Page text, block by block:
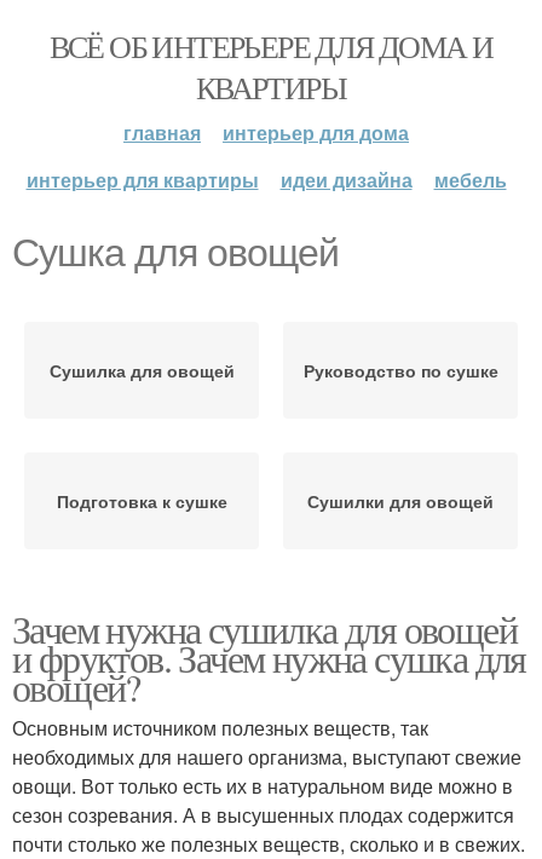
ВСЁ ОБ ИНТЕРЬЕРЕ ДЛЯ ДОМА И
КВАРТИРЫ
главная
интерьер для дома
интерьер для квартиры
идеи дизайна мебель
Сушка для овощей
Сушилка для овощей Руководство по сушке
Подготовка к сушке Сушилки для овощей
Зачем нужна сушилка для овощей
и фруктов. Зачем нужна сушка для
овощей?
Основным источником полезных веществ, так
необходимых для нашего организма, выступают свежие
овощи. Вот только есть их в натуральном виде можно в
сезон созревания. А в высушенных плодах содержится
почти столько же полезных веществ, сколько и в свежих.